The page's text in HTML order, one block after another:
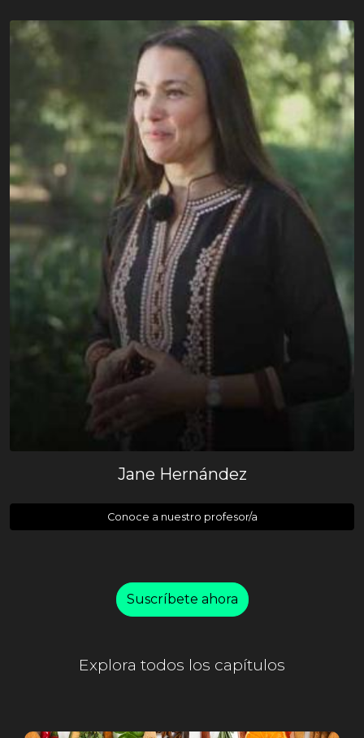
Jane Hernández
Conoce a nuestro profesor/a
Suscríbete ahora
Explora todos los capítulos